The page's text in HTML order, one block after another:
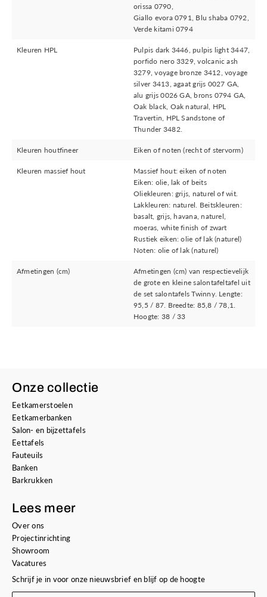
orissa 0790,
Giallo evora 0791, Blu shaba 0792,
Verde kitami 0794
Kleuren HPL
Pulpis dark 3446, pulpis light 3447,
porfido nero 3329, volcanic ash
3279, voyage bronze 3412, voyage
silver 3413, agaat grijs 0027 GA,
alu grijs 0026 GA, brons 0794 GA,
Oak black, Oak natural, HPL
Travertin, HPL Sandstone of
Thunder 3482.
Kleuren houtfineer Eiken of noten (recht of stervorm)
Kleuren massief hout
Massief hout: eiken of noten
Eiken: olie, lak of beits
Oliekleuren: grijs, naturel of wit.
Lakkleuren: naturel. Beitskleuren:
basalt, grijs, havana, naturel,
moeras, white finish of zwart
Rustiek eiken: olie of lak (naturel)
Noten: olie of lak (naturel)
Afmetingen (cm)
Afmetingen (cm) van respectievelijk
de grote en kleine salontafeltafel uit
de set salontafels Twinny. Lengte:
95,5 / 87. Breedte: 85,8 / 78,1.
Hoogte: 38 / 33
Onze collectie
Eetkamerstoelen
Eetkamerbanken
Salon- en bijzettafels
Eettafels
Fauteuils
Banken
Barkrukken
Lees meer
Over ons
Projectinrichting
Showroom
Vacatures
Schrijf je in voor onze nieuwsbrief en blijf op de hoogte